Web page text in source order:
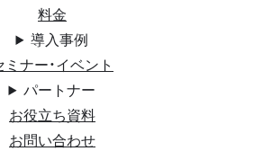
料金
導入事例
ミナー・イベント
パートナー
お役立ち資料
お問い合わせ